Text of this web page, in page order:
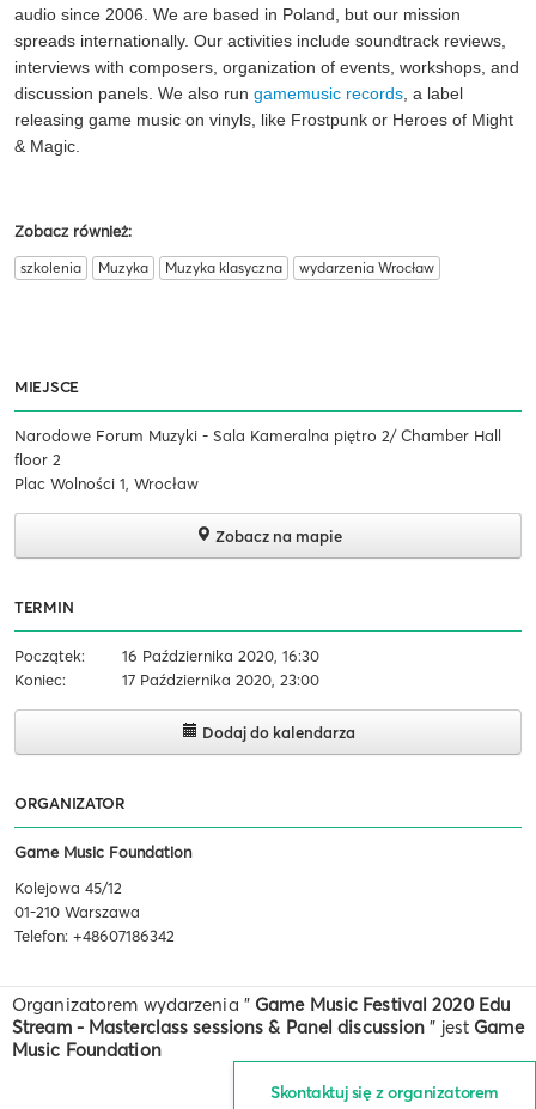
audio since 2006. We are based in Poland, but our mission
spreads internationally. Our activities include soundtrack reviews,
interviews with composers, organization of events, workshops, and
discussion panels. We also run gamemusic records, a label
releasing game music on vinyls, like Frostpunk or Heroes of Might
& Magic.
Zobacz również:
szkolenia Muzyka Muzyka klasyczna wydarzenia Wrocław
MIEJSCE
Narodowe Forum Muzyki - Sala Kameralna piętro 2/ Chamber Hall
floor 2
Plac Wolności 1, Wrocław
Zobacz na mapie
TERMIN
Początek:
16 Października 2020, 16:30
Koniec:
17 Października 2020, 23:00
Dodaj do kalendarza
ORGANIZATOR
Game Music Foundation
Kolejowa 45/12
01-210 Warszawa
Telefon: +48607186342
Organizatorem wydarzenia " Game Music Festival 2020 Edu
Stream - Masterclass sessions & Panel discussion " jest Game
Music Foundation
Skontaktuj się z organizatorem